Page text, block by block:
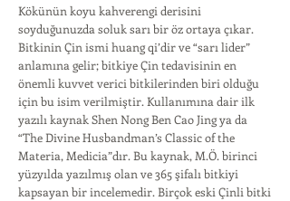
Kökünün koyu kahverengi deri­sini
soyduğunuzda soluk sarı bir öz ortaya çıkar.
Bitkinin Çin ismi huang qi’dir ve “sarı lider”
anlamına gelir; bitkiye Çin teda­visinin en
önemli kuvvet verici bitkilerinden biri olduğu
için bu isim verilmiştir. Kullanımına dair ilk
yazılı kaynak Shen Nong Ben Cao Jing ya da
“The Divine Husbandman’s Classic of the
Materia, Medicia”dır. Bu kaynak, M.Ö. birinci
yüzyılda yazılmış olan ve 365 şifalı bitkiyi
kapsa­yan bir incelemedir. Birçok eski Çinli bitki